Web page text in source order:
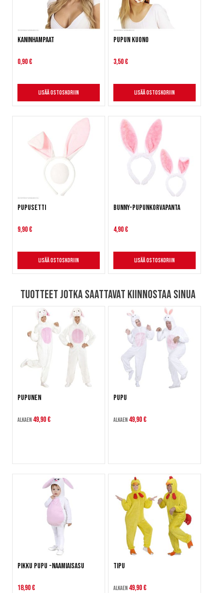
Kaninhampaat
0,90 €
Lisää ostoskoriin
Pupun kuono
3,50 €
Lisää ostoskoriin
Pupusetti
9,90 €
Lisää ostoskoriin
Bunny-pupunkorvapanta
4,90 €
Lisää ostoskoriin
Tuotteet jotka saattavat kiinnostaa sinua
Pupunen
Alkaen 49,90 €
Pupu
Alkaen 49,90 €
Pikku Pupu -naamiaisasu
18,90 €
Tipu
Alkaen 49,90 €